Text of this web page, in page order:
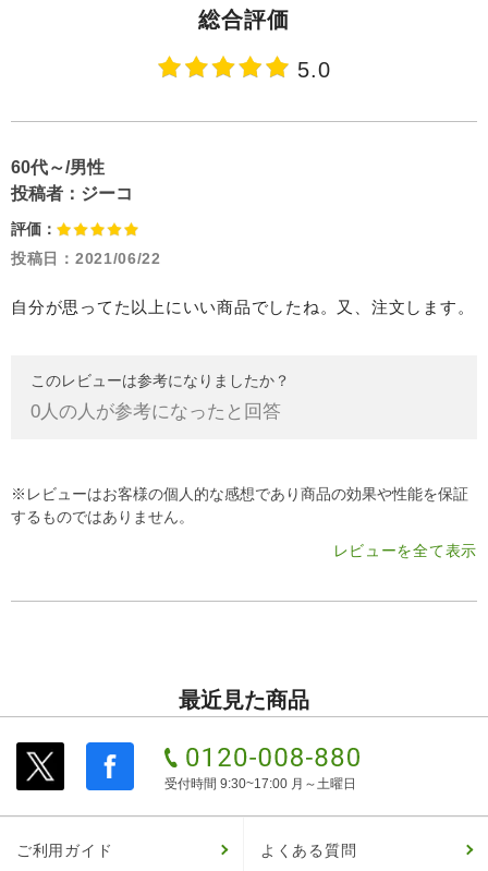
総合評価
5.0
60代～/男性
投稿者： ジーコ
評価：
投稿日： 2021/06/22
自分が思ってた以上にいい商品でしたね。又、注文します。
このレビューは参考になりましたか？
0 人の人が参考になったと回答
※レビューはお客様の個人的な感想であり商品の効果や性能を保証
するものではありません。
レビューを全て表示
最近見た商品
受付時間 9:30~17:00 月～土曜日
ご利用ガイド よくある質問